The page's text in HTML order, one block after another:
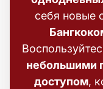
себя новые
небольшими
доступом,